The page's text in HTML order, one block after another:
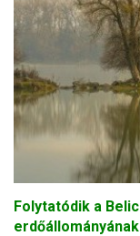
Folytatódik a